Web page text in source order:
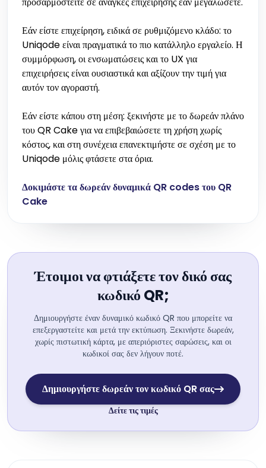
Εάν είστε επιχείρηση, ειδικά σε ρυθμιζόμενο κλάδο: το
Uniqode είναι πραγματικά το πιο κατάλληλο εργαλείο. Η
συμμόρφωση, οι ενσωματώσεις και το UX για
επιχειρήσεις είναι ουσιαστικά και αξίζουν την τιμή για
αυτόν τον αγοραστή.
Εάν είστε κάπου στη μέση: ξεκινήστε με το δωρεάν πλάνο
του QR Cake για να επιβεβαιώσετε τη χρήση χωρίς
κόστος, και στη συνέχεια επανεκτιμήστε σε σχέση με το
Uniqode μόλις φτάσετε στα όρια.
Δοκιμάστε τα δωρεάν δυναμικά QR codes του QR
Cake
Έτοιμοι να φτιάξετε τον δικό σας
κωδικό QR;
Δημιουργήστε έναν δυναμικό κωδικό QR που μπορείτε να
επεξεργαστείτε και μετά την εκτύπωση. Ξεκινήστε δωρεάν,
χωρίς πιστωτική κάρτα, με απεριόριστες σαρώσεις, και οι
κωδικοί σας δεν λήγουν ποτέ.
Δημιουργήστε δωρεάν τον κωδικό QR σας
Δείτε τις τιμές